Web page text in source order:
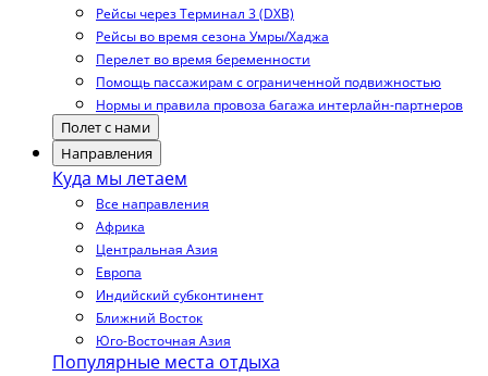
Рейсы через Терминал 3 (DXB)
Рейсы во время сезона Умры/Хаджа
Перелет во время беременности
Помощь пассажирам с ограниченной подвижностью
Нормы и правила провоза багажа интерлайн-партнеров
Полет с нами
Направления
Куда мы летаем
Все направления
Африка
Центральная Азия
Европа
Индийский субконтинент
Ближний Восток
Юго-Восточная Азия
Популярные места отдыха